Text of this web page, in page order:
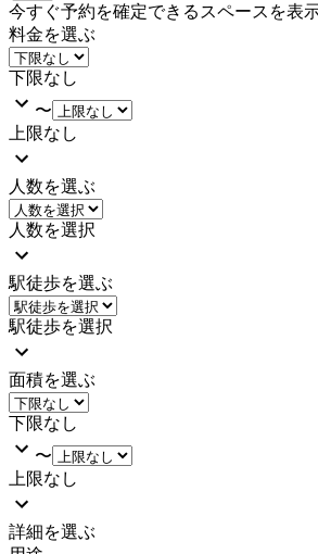
今すぐ予約を確定できるスペースを表
料金を選ぶ
下限なし
〜
上限なし
人数を選ぶ
人数を選択
駅徒歩を選ぶ
駅徒歩を選択
面積を選ぶ
下限なし
〜
上限なし
詳細を選ぶ